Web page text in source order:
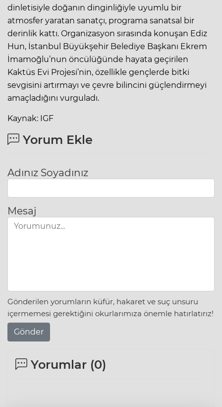
dinletisiyle doğanın dinginliğiyle uyumlu bir
atmosfer yaratan sanatçı, programa sanatsal bir
derinlik kattı. Organizasyon sırasında konuşan Ediz
Hun, İstanbul Büyükşehir Belediye Başkanı Ekrem
İmamoğlu’nun öncülüğünde hayata geçirilen
Kaktüs Evi Projesi’nin, özellikle gençlerde bitki
sevgisini artırmayı ve çevre bilincini güçlendirmeyi
amaçladığını vurguladı.
Kaynak: IGF
Yorum Ekle
Adınız Soyadınız
Mesaj
Gönderilen yorumların küfür, hakaret ve suç unsuru
içermemesi gerektiğini okurlarımıza önemle hatırlatırız!
Gönder
Yorumlar (0)